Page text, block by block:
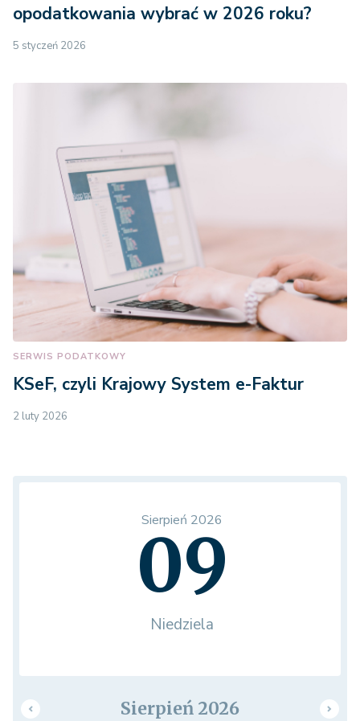
opodatkowania wybrać w 2026 roku?
5 styczeń 2026
SERWIS PODATKOWY
KSeF, czyli Krajowy System e-Faktur
2 luty 2026
Sierpień 2026
09
Niedziela
Sierpień 2026